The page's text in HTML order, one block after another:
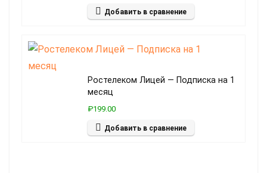
Добавить в сравнение
Ростелеком Лицей — Подписка на 1
месяц
₽199.00
Добавить в сравнение